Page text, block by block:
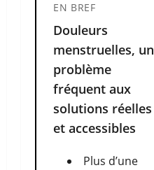
EN BREF
Douleurs
menstruelles, un
problème
fréquent aux
solutions réelles
et accessibles
Plus d’une